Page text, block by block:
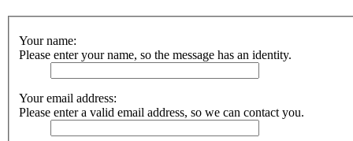
Your name:
Please enter your name, so the message has an identity.
Your email address:
Please enter a valid email address, so we can contact you.